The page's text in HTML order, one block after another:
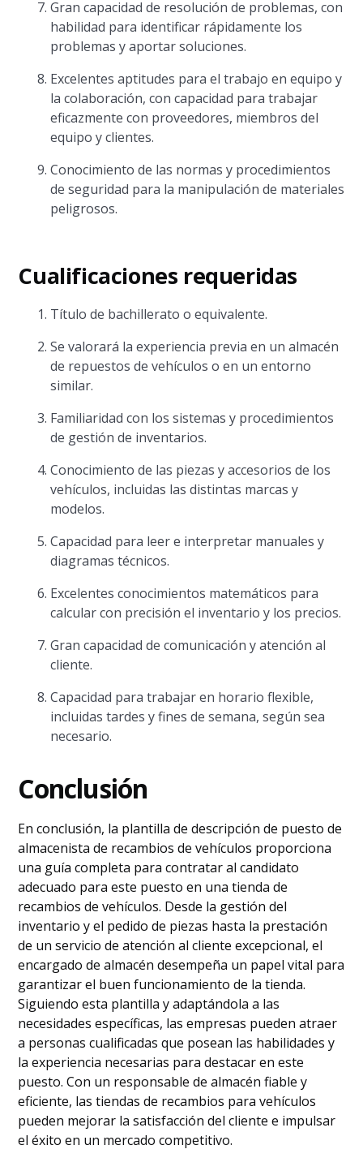
Gran capacidad de resolución de problemas, con
habilidad para identificar rápidamente los
problemas y aportar soluciones.
Excelentes aptitudes para el trabajo en equipo y
la colaboración, con capacidad para trabajar
eficazmente con proveedores, miembros del
equipo y clientes.
Conocimiento de las normas y procedimientos
de seguridad para la manipulación de materiales
peligrosos.
Cualificaciones requeridas
Título de bachillerato o equivalente.
Se valorará la experiencia previa en un almacén
de repuestos de vehículos o en un entorno
similar.
Familiaridad con los sistemas y procedimientos
de gestión de inventarios.
Conocimiento de las piezas y accesorios de los
vehículos, incluidas las distintas marcas y
modelos.
Capacidad para leer e interpretar manuales y
diagramas técnicos.
Excelentes conocimientos matemáticos para
calcular con precisión el inventario y los precios.
Gran capacidad de comunicación y atención al
cliente.
Capacidad para trabajar en horario flexible,
incluidas tardes y fines de semana, según sea
necesario.
Conclusión
En conclusión, la plantilla de descripción de puesto de
almacenista de recambios de vehículos proporciona
una guía completa para contratar al candidato
adecuado para este puesto en una tienda de
recambios de vehículos. Desde la gestión del
inventario y el pedido de piezas hasta la prestación
de un servicio de atención al cliente excepcional, el
encargado de almacén desempeña un papel vital para
garantizar el buen funcionamiento de la tienda.
Siguiendo esta plantilla y adaptándola a las
necesidades específicas, las empresas pueden atraer
a personas cualificadas que posean las habilidades y
la experiencia necesarias para destacar en este
puesto. Con un responsable de almacén fiable y
eficiente, las tiendas de recambios para vehículos
pueden mejorar la satisfacción del cliente e impulsar
el éxito en un mercado competitivo.